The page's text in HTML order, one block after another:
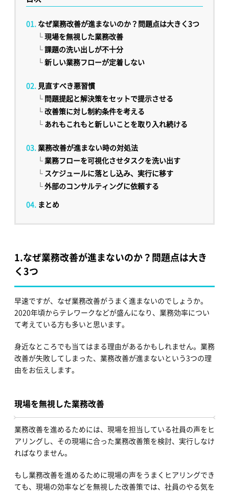
なぜ業務改善が進まないのか？問題点は大きく3つ
└現場を無視した業務改善
└課題の洗い出しが不十分
└新しい業務フローが定着しない
見直すべき悪習慣
└ 問題提起と解決策をセットで提示させる
└ 改善策に対し制約条件を考える
└ あれもこれもと新しいことを取り入れ続ける
業務改善が進まない時の対処法
└ 業務フローを可視化させタスクを洗い出す
└ スケジュールに落とし込み、実行に移す
└外部のコンサルティングに依頼する
まとめ
1.なぜ業務改善が進まないのか？問題点は大き
く3つ
早速ですが、なぜ業務改善がうまく進まないのでしょうか。
2020年頃からテレワークなどが盛んになり、業務効率につい
て考えている方も多いと思います。
身近なところでも当てはまる理由があるかもしれません。業務
改善が失敗してしまった、業務改善が進まないという3つの理
由をお伝えします。
現場を無視した業務改善
業務改善を進めるためには、現場を担当している社員の声をヒ
アリングし、その現場に合った業務改善策を検討、実行しなけ
ればなりません。
もし業務改善を進めるために現場の声をうまくヒアリングでき
ても、現場の効率などを無視した改善策では、社員のやる気を